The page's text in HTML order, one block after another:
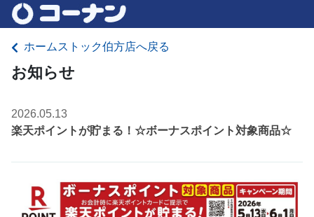
ホームストック伯方店へ戻る
お知らせ
2026.05.13
楽天ポイントが貯まる！☆ボーナスポイント対象商品☆